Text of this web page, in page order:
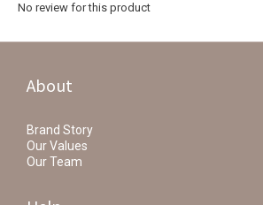
No review for this product
About
Brand Story
Our Values
Our Team